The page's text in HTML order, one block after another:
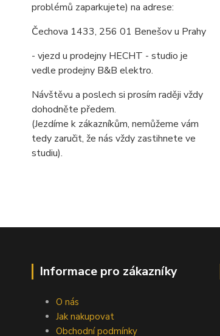
problémů zaparkujete) na adrese:
Čechova 1433, 256 01 Benešov u Prahy
- vjezd u prodejny HECHT - studio je
vedle prodejny B&B elektro.
Návštěvu a poslech si prosím raději vždy
dohodněte předem.
(Jezdíme k zákazníkům, nemůžeme vám
tedy zaručit, že nás vždy zastihnete ve
studiu).
Informace pro zákazníky
O nás
Jak nakupovat
Obchodní podmínky